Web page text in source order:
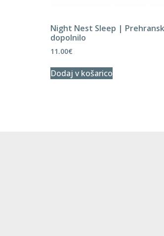
Night Nest Sleep |
dopolnilo
11.00€
Dodaj v košarico